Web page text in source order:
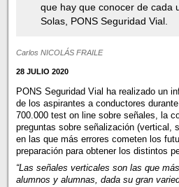
que hay que conocer de cada
Solas, PONS Seguridad Vial.
Carlos NICOLÁS FRAILE
28 JULIO 2020
PONS Seguridad Vial ha realizado un
de los aspirantes a conductores
700.000 test on line sobre señales, la
preguntas sobre señalización (vertical,
en las que más errores cometen los
preparación para obtener los distintos
“Las señales verticales son las que
alumnos y alumnas, dada su gran